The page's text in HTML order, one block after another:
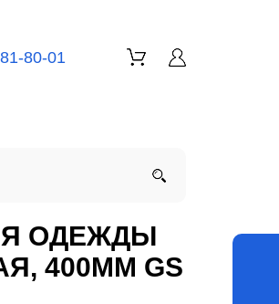
80-01
ОДЕЖДЫ
400ММ GS